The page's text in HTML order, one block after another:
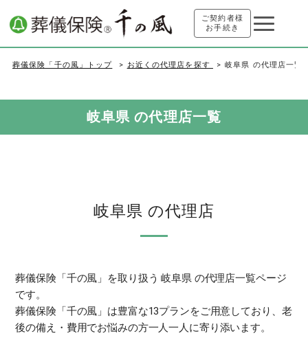
ご契約者様
お手続き
葬儀保険「千の風」トップ お近くの代理店を探す 岐阜県 の代理店一覧
岐阜県 の代理店一覧
岐阜県 の代理店
葬儀保険「千の風」を取り扱う 岐阜県 の代理店一覧ページ
です。
葬儀保険「千の風」は豊富な13プランをご用意しており、老
後の備え・費用でお悩みの方一人一人に寄り添います。